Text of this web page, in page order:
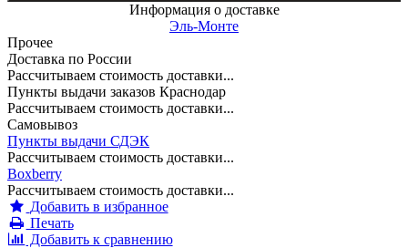
Информация о доставке
Эль-Монте
Прочее
Доставка по России
Рассчитываем стоимость доставки...
Пункты выдачи заказов Краснодар
Рассчитываем стоимость доставки...
Самовывоз
Пункты выдачи СДЭК
Рассчитываем стоимость доставки...
Boxberry
Рассчитываем стоимость доставки...
Добавить в избранное
Печать
Добавить к сравнению